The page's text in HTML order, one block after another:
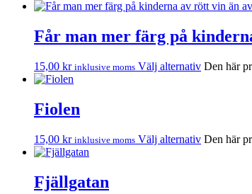
Får man mer färg på
15,00 kr inklusive moms Välj alternativ Den här
Fiolen
15,00 kr inklusive moms Välj alternativ Den här
Fjällgatan